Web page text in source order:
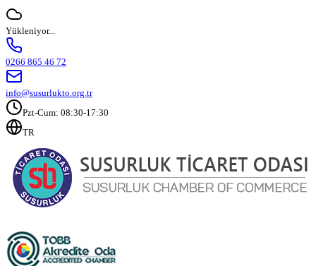
Yükleniyor...
0266 865 46 72
info@susurlukto.org.tr
Pzt-Cum: 08:30-17:30
TR